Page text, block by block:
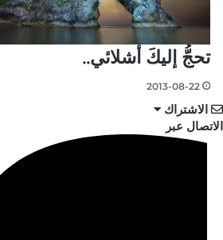
تحجُّ إليكَ أشلائي..
2013-08-22
الاشتراك
الاتصال عبر